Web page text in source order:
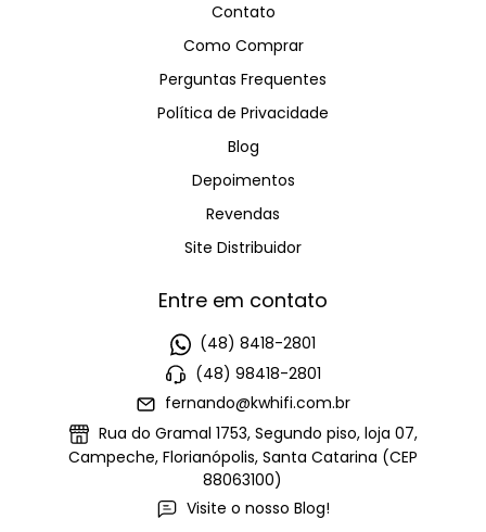
Contato
Como Comprar
Perguntas Frequentes
Política de Privacidade
Blog
Depoimentos
Revendas
Site Distribuidor
Entre em contato
(48) 8418-2801
(48) 98418-2801
fernando@kwhifi.com.br
Rua do Gramal 1753, Segundo piso, loja 07,
Campeche, Florianópolis, Santa Catarina (CEP
88063100)
Visite o nosso Blog!